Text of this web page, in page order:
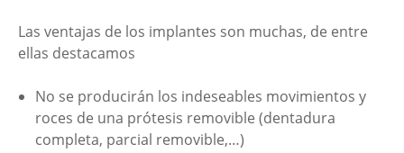
Las ventajas de los implantes son muchas, de entre
ellas destacamos
No se producirán los indeseables movimientos y
roces de una prótesis removible (dentadura
completa, parcial removible,…)